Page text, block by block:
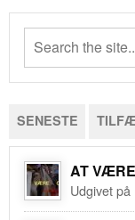
SENESTE
AT
Udgivet